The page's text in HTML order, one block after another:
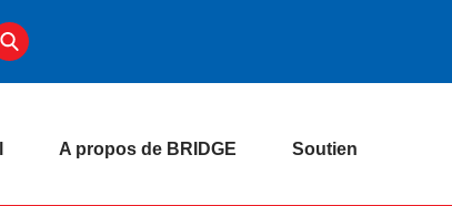
A propos de BRIDGE Soutien